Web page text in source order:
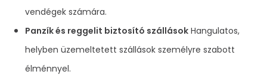
vendégek számára.
Panzík és reggelit biztosító szállások Hangulatos,
helyben üzemeltetett szállások személyre szabott
élménnyel.